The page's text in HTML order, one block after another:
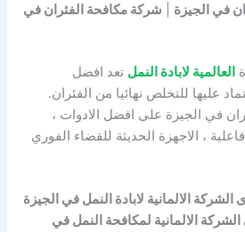
في الجيزة
شركة مكافحة الفئران في
العالمية لابادة النمل تعد افضل
عليها للتخلص نهائيا من الفئران.
في الجيزة على افضل الادوات ،
، الاجهزة الحديثة للقضاء الفوري
الالمانية لابادة النمل في الجيزة
الالمانية لمكافحة النمل في